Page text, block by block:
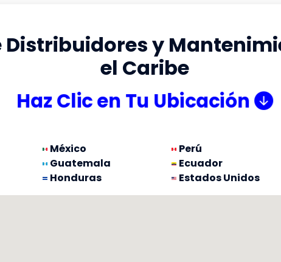
Distribuidores y
el Caribe
Haz Clic en Tu Ubicación
México
Guatemala
Honduras
Perú
Ecuador
Estados Unidos